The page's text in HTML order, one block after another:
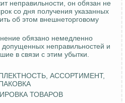
неправильности, он обязан не
со дня получения указанных
об этом внешнеторговому
обязано немедленно
неправильностей и
в связи с этим убытки.
АССОРТИМЕНТ,
ТОВАРОВ